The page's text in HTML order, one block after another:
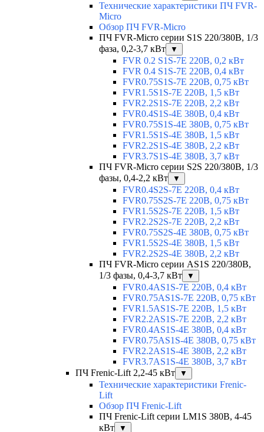
Технические характеристики ПЧ FVR-
Micro
Обзор ПЧ FVR-Micro
ПЧ FVR-Micro серии S1S 220/380В, 1/3
фаза, 0,2-3,7 кВт
▼
FVR 0.2 S1S-7E 220В, 0,2 кВт
FVR 0.4 S1S-7E 220В, 0,4 кВт
FVR0.75S1S-7E 220В, 0,75 кВт
FVR1.5S1S-7E 220В, 1,5 кВт
FVR2.2S1S-7E 220В, 2,2 кВт
FVR0.4S1S-4E 380В, 0,4 кВт
FVR0.75S1S-4E 380В, 0,75 кВт
FVR1.5S1S-4E 380В, 1,5 кВт
FVR2.2S1S-4E 380В, 2,2 кВт
FVR3.7S1S-4E 380В, 3,7 кВт
ПЧ FVR-Micro серии S2S 220/380В, 1/3
фазы, 0,4-2,2 кВт
▼
FVR0.4S2S-7E 220В, 0,4 кВт
FVR0.75S2S-7E 220В, 0,75 кВт
FVR1.5S2S-7E 220В, 1,5 кВт
FVR2.2S2S-7E 220В, 2,2 кВт
FVR0.75S2S-4E 380В, 0,75 кВт
FVR1.5S2S-4E 380В, 1,5 кВт
FVR2.2S2S-4E 380В, 2,2 кВт
ПЧ FVR-Micro серии AS1S 220/380В,
1/3 фазы, 0,4-3,7 кВт
▼
FVR0.4AS1S-7E 220В, 0,4 кВт
FVR0.75AS1S-7E 220В, 0,75 кВт
FVR1.5AS1S-7E 220В, 1,5 кВт
FVR2.2AS1S-7E 220В, 2,2 кВт
FVR0.4AS1S-4E 380В, 0,4 кВт
FVR0.75AS1S-4E 380В, 0,75 кВт
FVR2.2AS1S-4E 380В, 2,2 кВт
FVR3.7AS1S-4E 380В, 3,7 кВт
ПЧ Frenic-Lift 2,2-45 кВт
▼
Технические характеристики Frenic-
Lift
Обзор ПЧ Frenic-Lift
ПЧ Frenic-Lift серии LM1S 380В, 4-45
кВт
▼